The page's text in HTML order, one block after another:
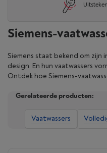
Siemens-
Siemens staat bekend om
design. En hun vaatwassers
Ontdek hoe Siemens-
slimme programma’s voor
terwijl het moderne design
keuken. Verfijn je
Gerelateerde producten:
Vaatwassers